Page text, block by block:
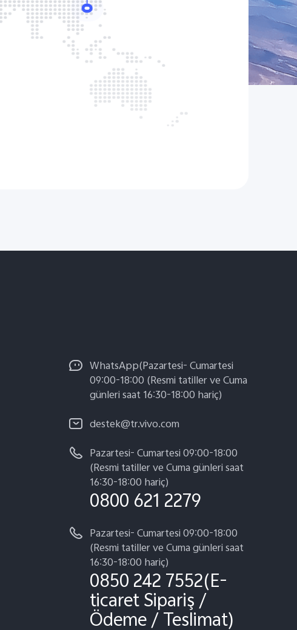
WhatsApp(Pazartesi- Cumartesi
09:00-18:00 (Resmi tatiller ve Cuma
günleri saat 16:30-18:00 hariç)
destek@tr.vivo.com
Pazartesi- Cumartesi 09:00-18:00
(Resmi tatiller ve Cuma günleri saat
16:30-18:00 hariç)
0800 621 2279
Pazartesi- Cumartesi 09:00-18:00
(Resmi tatiller ve Cuma günleri saat
16:30-18:00 hariç)
0850 242 7552(E-
ticaret Sipariş /
Ödeme / Teslimat)